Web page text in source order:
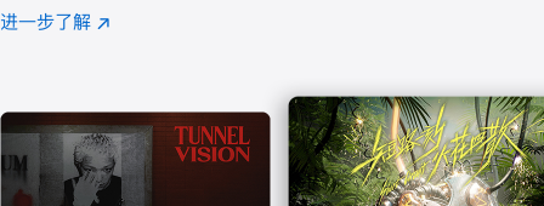
注
进一步了解 Apple
(在
口
中
打